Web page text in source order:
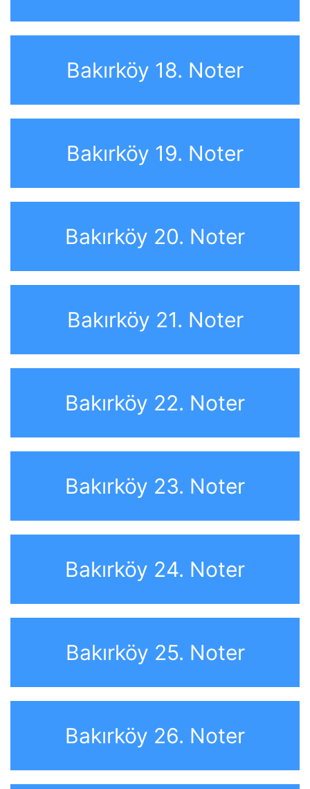
Bakırköy 18. Noter
Bakırköy 19. Noter
Bakırköy 20. Noter
Bakırköy 21. Noter
Bakırköy 22. Noter
Bakırköy 23. Noter
Bakırköy 24. Noter
Bakırköy 25. Noter
Bakırköy 26. Noter